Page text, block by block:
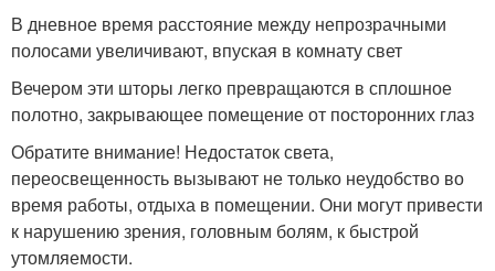
В дневное время расстояние между непрозрачными
полосами увеличивают, впуская в комнату свет
Вечером эти шторы легко превращаются в сплошное
полотно, закрывающее помещение от посторонних глаз
Обратите внимание! Недостаток света,
переосвещенность вызывают не только неудобство во
время работы, отдыха в помещении. Они могут привести
к нарушению зрения, головным болям, к быстрой
утомляемости.